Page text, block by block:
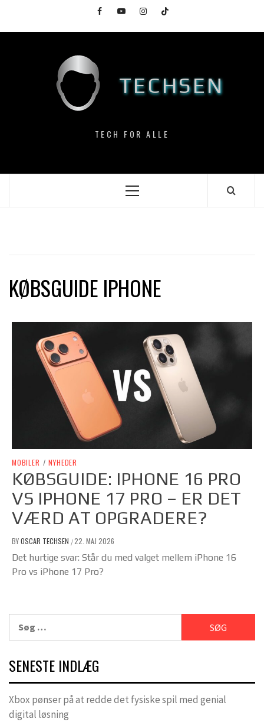
content
FacebookYouTubeInstagramTikTok
TECHSEN
TECH FOR ALLE
Primary
KØBSGUIDE IPHONE
MOBILER / NYHEDER
KØBSGUIDE: IPHONE 16 PRO
VS IPHONE 17 PRO – ER DET
VÆRD AT OPGRADERE?
BYOSCAR TECHSEN /22. MAJ 2026
Det hurtige svar: Står du med valget mellem iPhone 16
Pro vs iPhone 17 Pro?
efter:
SENESTE INDLÆG
Xbox pønser på at redde det fysiske spil med genial
digital løsning